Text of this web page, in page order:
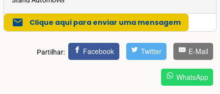
mail Clique aqui para enviar uma mensagem
Partilhar: Facebook Twitter E-Mail
WhatsApp